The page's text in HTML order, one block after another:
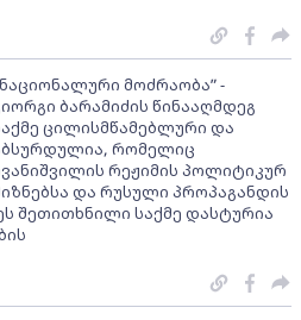
მოძრაობა” -
ბარამიძის წინააღმდეგ
ცილისმწამებლური და
რომელიც
რეჟიმის პოლიტიკურ
და რუსული პროპაგანდის
შეთითხნილი საქმე დასტურია